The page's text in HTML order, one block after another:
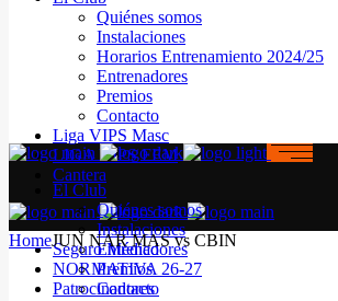
Quiénes somos
Instalaciones
Horarios Entrenamiento 2024/25
Entrenadores
Premios
Contacto
Liga VIPS Masc
LIGA VIPS FEM
Cantera
Seguro Médico
NORMATIVA 26-27
Patrocinadores
El Club
Quiénes somos
Instalaciones
Entrenadores
Premios
Contacto
HomeJUN NAR MAS vs CBIN